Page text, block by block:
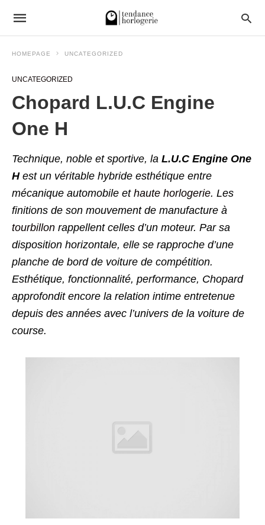
HOMEPAGE UNCATEGORIZED
UNCATEGORIZED
Chopard L.U.C Engine
One H
Technique, noble et sportive, la L.U.C Engine One
Hest un véritable hybride esthétique entre
mécanique automobile et haute horlogerie. Les
finitions de son mouvement de manufacture à
tourbillon rappellent celles d’un moteur. Par sa
disposition horizontale, elle se rapproche d’une
planche de bord de voiture de compétition.
Esthétique, fonctionnalité, performance, Chopard
approfondit encore la relation intime entretenue
depuis des années avec l’univers de la voiture de
course.